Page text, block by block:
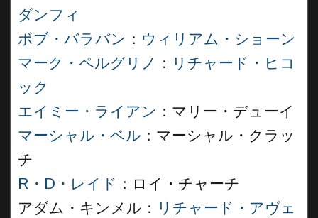
ダンフィ
ボブ・バラバン ： ウィリアム・ショーン
マーク・ペルグリノ ： リチャード・ヒコ
ック
エイミー・ライアン ：マリー・デューイ
マーシャル・ベル ：マーシャル・クラッ
チ
R・D・レイド ：ロイ・チャーチ
アダム・キンメル： リチャード・アヴェ